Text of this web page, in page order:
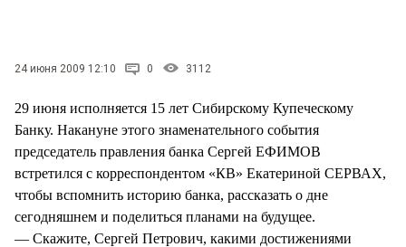
24 июня 2009 12:10 0 3112
29 июня исполняется 15 лет Сибирскому Купеческому
Банку. Накануне этого знаменательного события
председатель правления банка Сергей ЕФИМОВ
встретился с корреспондентом «КВ» Екатериной СЕРВАХ,
чтобы вспомнить историю банка, рассказать о дне
сегодняшнем и поделиться планами на будущее.
— Скажите, Сергей Петрович, какими достижениями